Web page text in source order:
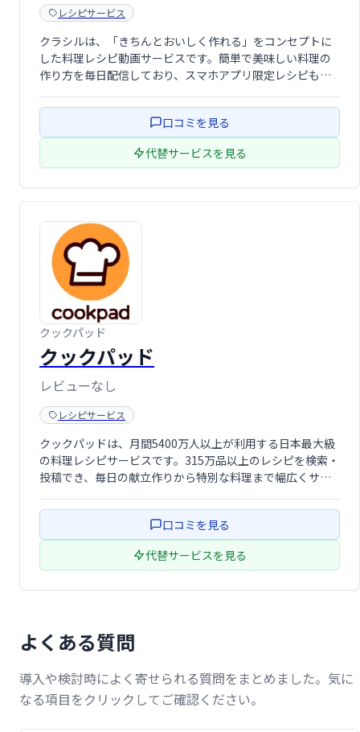
レシピサービス
クラシルは、「きちんとおいしく作れる」をコンセプトに
した料理レシピ動画サービスです。簡単で美味しい料理の
作り方を毎日配信しており、スマホアプリ限定レシピも多
理初心者の方でも安心してご利用いただけます。
口コミを見る
代替サービスを見る
クックパッド
クックパッド
レビューなし
レシピサービス
クックパッドは、月間5400万人以上が利用する日本最大級
の料理レシピサービスです。315万品以上のレシピを検索・
投稿でき、毎日の献立作りから特別な料理まで幅広くサポ
理の楽しさを広げましょう！
口コミを見る
代替サービスを見る
よくある質問
導入や検討時によく寄せられる質問をまとめました。気に
なる項目をクリックしてご確認ください。